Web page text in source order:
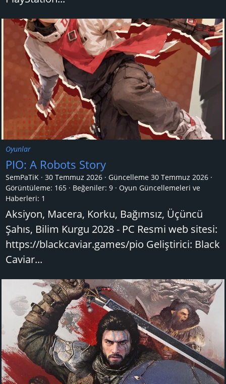
Oyunlar
PIO: A Robots Story
SemPaTiK 30 Temmuz 2026 Güncelleme 30 Temmuz 2026
Görüntüleme: 165
Beğeniler: 9
Oyun Güncellemeleri ve
Haberleri: 1
Aksiyon, Macera, Korku, Bağımsız, Üçüncü
Şahıs, Bilim Kurgu 2028 - PC Resmi web sitesi:
https://blackcaviar.games/pio Geliştirici: Black
Caviar...